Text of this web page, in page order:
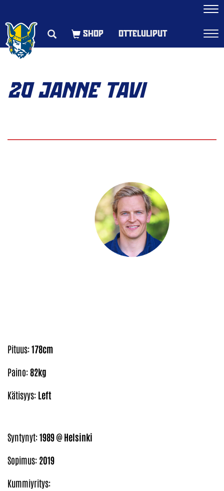
OTTELULIPUT
20 JANNE TAVI
Pituus:178cm
Paino:82kg
Kätisyys: Left
Syntynyt:1989 @ Helsinki
Sopimus: 2019
Kummiyritys: